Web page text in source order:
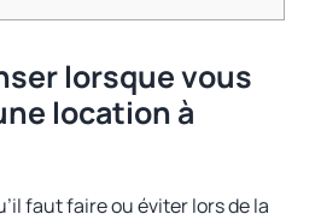
lorsque vous
location à
faut faire ou éviter lors de la